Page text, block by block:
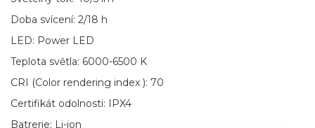
Doba svícení: 2/18 h
LED: Power LED
Teplota světla: 6000-6500 K
CRI (Color rendering index ): 70
Certifikát odolnosti: IPX4
Batrerie: Li-ion